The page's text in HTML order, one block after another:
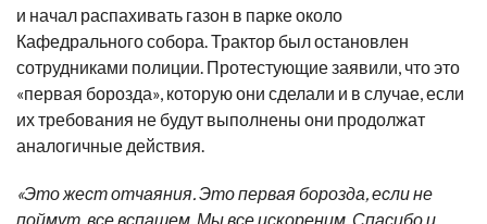
и начал распахивать газон в парке около
Кафедрального собора. Трактор был остановлен
сотрудниками полиции. Протестующие заявили, что это
«первая борозда», которую они сделали и в случае, если
их требования не будут выполнены они продолжат
аналогичные действия.
«Это жест отчаяния. Это первая борозда, если не
поймут, все вспашем. Мы все искореним. Спасибо и